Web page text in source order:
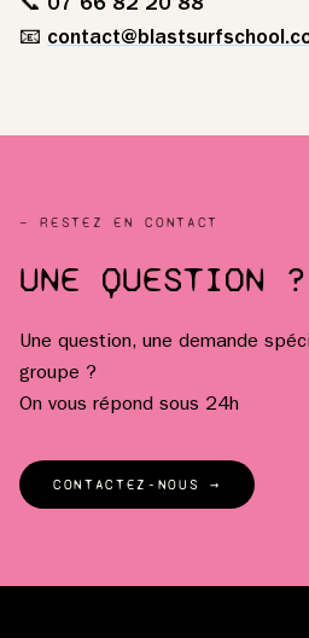
📞 07 66 82 20 88
📧
— RESTEZ EN CONTACT
UNE QUESTION ?
Une question, une demande
groupe ?
On vous répond sous 24h
CONTACTEZ-NOUS →